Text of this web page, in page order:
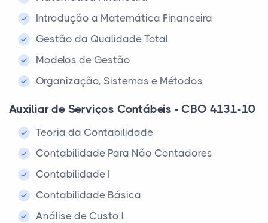
Introdução a Matemática Financeira
Gestão da Qualidade Total
Modelos de Gestão
Organização, Sistemas e Métodos
Auxiliar de Serviços Contábeis - CBO 4131-10
Teoria da Contabilidade
Contabilidade Para Não Contadores
Contabilidade I
Contabilidade Básica
Análise de Custo l